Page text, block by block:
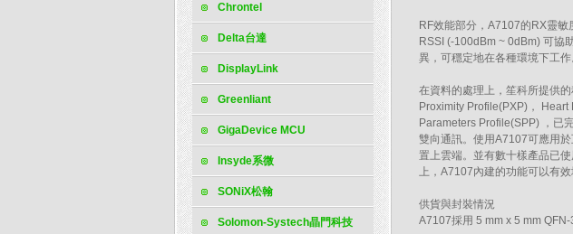
Chrontel
Delta台達
DisplayLink
Greenliant
GigaDevice MCU
Insyde系微
SONiX松翰
Solomon-Systech晶門科技
RF效能部分，A7107的RX靈
RSSI (-100dBm ~ 0dBm) 可協
異，可穩定地在各種環境下工作
在資料的處理上，笙科所提供
Proximity Profile(PXP)，
Parameters Profile(SPP) ，已
雙向通訊。使用A7107可應用
置上雲端。並有數十樣產品已
上，A7107內建的功能可以有
供貨與封裝情況
A7107採用 5 mm x 5 mm